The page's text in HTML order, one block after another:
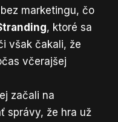
marketingu, čo
, ktoré sa
však čakali, že
včerajšej
začali na
správy, že hra už